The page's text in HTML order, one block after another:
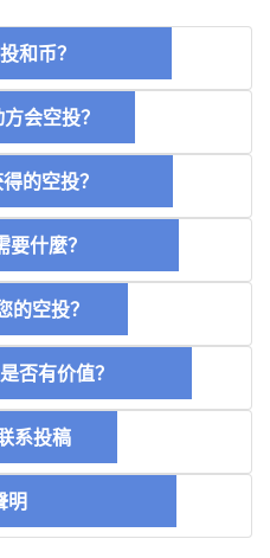
和币？
会空投？
的空投？
要什麼？
的空投？
否有价值？
系投稿
明